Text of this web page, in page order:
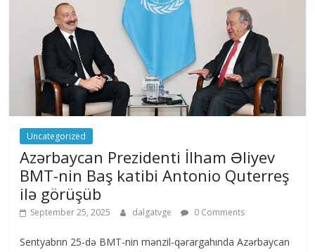
Uncategorized
Azərbaycan Prezidenti İlham Əliyev
BMT-nin Baş katibi Antonio Quterreş
ilə görüşüb
September 25, 2025 dalgatvge 0 Comments
Sentyabrın 25-də BMT-nin mənzil-qərargahında Azərbaycan